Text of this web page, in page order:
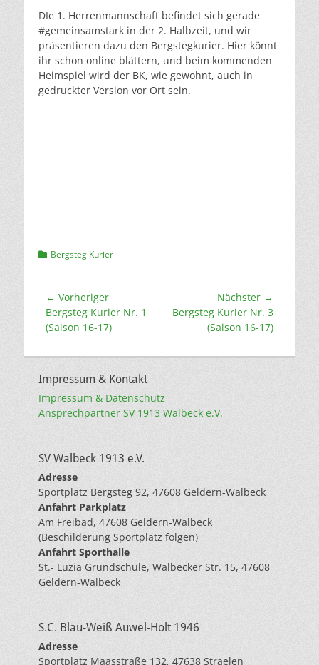
DIe 1. Herrenmannschaft befindet sich gerade
#gemeinsamstark in der 2. Halbzeit, und wir
präsentieren dazu den Bergstegkurier. Hier könnt
ihr schon online blättern, und beim kommenden
Heimspiel wird der BK, wie gewohnt, auch in
gedruckter Version vor Ort sein.
Kategorien
Bergsteg Kurier
Beitragsnavigation
← Vorheriger
Vorheriger
Beitrag:
Bergsteg Kurier Nr. 1
(Saison 16-17)
Nächster →
Nächster
Bergsteg Kurier Nr. 3
(Saison 16-17)
Impressum & Kontakt
Impressum & Datenschutz
Ansprechpartner SV 1913 Walbeck e.V.
SV Walbeck 1913 e.V.
Adresse
Sportplatz Bergsteg 92, 47608 Geldern-Walbeck
Anfahrt Parkplatz
Am Freibad, 47608 Geldern-Walbeck
(Beschilderung Sportplatz folgen)
Anfahrt Sporthalle
St.- Luzia Grundschule, Walbecker Str. 15, 47608
Geldern-Walbeck
S.C. Blau-Weiß Auwel-Holt 1946
Adresse
Sportplatz Maasstraße 132, 47638 Straelen